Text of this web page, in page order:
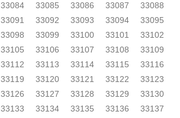
33084 33085 33086 33087
33088
33091 33092 33093 33094
33095
33098 33099 33100 33101
33102
33105 33106 33107 33108
33109
33112 33113 33114 33115
33116
33119 33120 33121 33122
33123
33126 33127 33128 33129
33130
33133 33134 33135 33136
33137